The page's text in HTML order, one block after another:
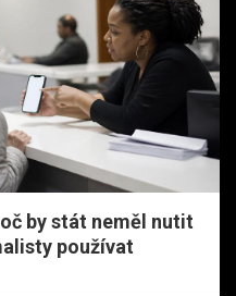
by stát neměl nutit
používat